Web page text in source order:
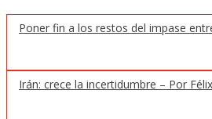
Poner fin a los restos del impase
Irán: crece la incertidumbre – Por